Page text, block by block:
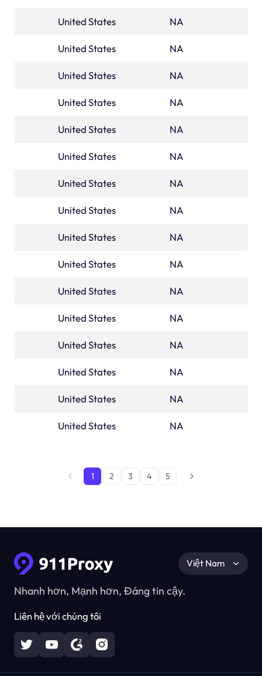
United States california
NA
United States colorado
NA
United States CONNECTICUT
NA
United States DELAWARE
NA
United States districtofcolumbia
NA
United States florida
NA
United States georgia
NA
United States HAWAII
NA
United States IDAHO
NA
United States illinois
NA
United States indiana
NA
United States IOWA
NA
United States KANSAS
NA
United States KENTUCKY
NA
United States louisiana
NA
United States MAINE
NA
1 2 3 4 5
Nhanh hơn, Mạnh hơn, Đáng tin cậy.
Liên hệ với chúng tôi
Việt Nam